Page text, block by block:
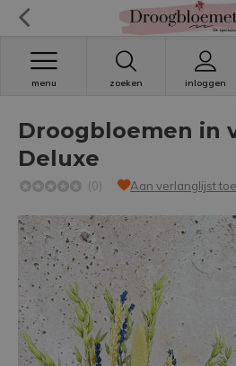
zoeken inloggen
menu
Droogbloemen in
Deluxe
(0) Aan verlanglijst